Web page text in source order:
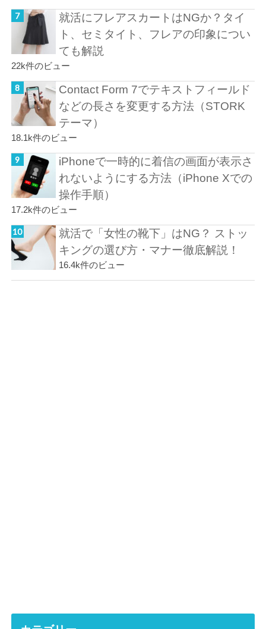
就活にフレアスカートはNGか？タイ
ト、セミタイト、フレアの印象につい
ても解説
22k件のビュー
Contact Form 7でテキストフィールド
などの長さを変更する方法（STORK
テーマ）
18.1k件のビュー
iPhoneで一時的に着信の画面が表示さ
れないようにする方法（iPhone Xでの
操作手順）
17.2k件のビュー
就活で「女性の靴下」はNG？ ストッ
キングの選び方・マナー徹底解説！
16.4k件のビュー